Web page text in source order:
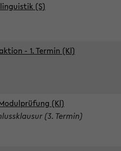
(S)
- 1. Termin (Kl)
(Kl)
(3. Termin)